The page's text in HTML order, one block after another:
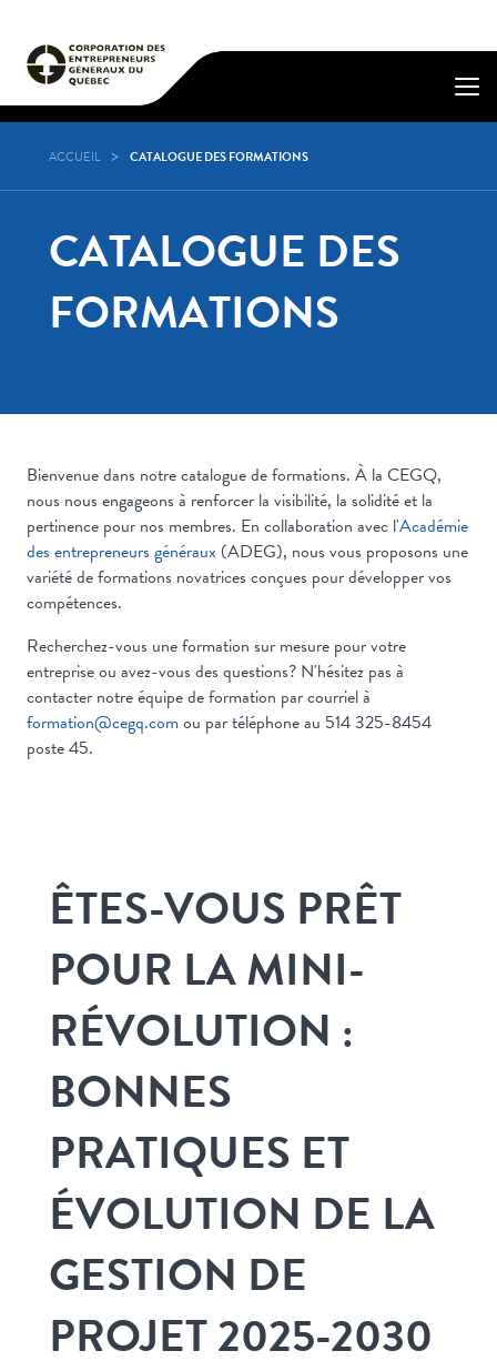
ACCUEIL CATALOGUE DES FORMATIONS
CATALOGUE DES
FORMATIONS
Bienvenue dans notre catalogue de formations. À la CEGQ,
nous nous engageons à renforcer la visibilité, la solidité et la
pertinence pour nos membres. En collaboration avec l'Académie
des entrepreneurs généraux (ADEG), nous vous proposons une
variété de formations novatrices conçues pour développer vos
compétences.
Recherchez-vous une formation sur mesure pour votre
entreprise ou avez-vous des questions? N'hésitez pas à
contacter notre équipe de formation par courriel à
formation@cegq.comou par téléphone au 514 325-8454
poste 45.
ÊTES-VOUS PRÊT
POUR LA MINI-
RÉVOLUTION :
BONNES
PRATIQUES ET
ÉVOLUTION DE LA
GESTION DE
PROJET 2025-2030